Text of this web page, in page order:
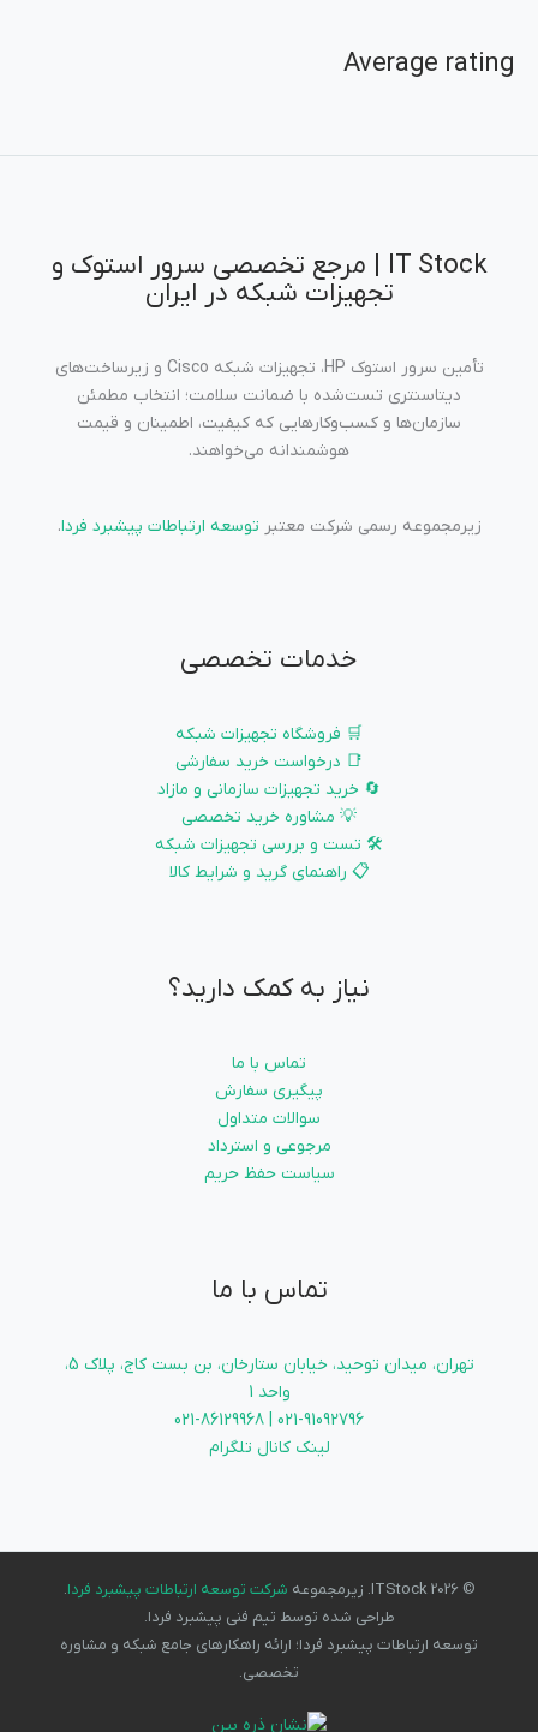
Average rating
IT Stock | مرجع تخصصی سرور استوک و
تجهیزات شبکه در ایران
تأمین سرور استوک HP، تجهیزات شبکه Cisco و زیرساخت‌های
دیتاسنتری تست‌شده با ضمانت سلامت؛ انتخاب مطمئن
سازمان‌ها و کسب‌وکارهایی که کیفیت، اطمینان و قیمت
هوشمندانه می‌خواهند.
زیرمجموعه رسمی شرکت معتبر توسعه ارتباطات پیشبرد فردا.
خدمات تخصصی
🛒 فروشگاه تجهیزات شبکه
📑 درخواست خرید سفارشی
🔄 خرید تجهیزات سازمانی و مازاد
💡 مشاوره خرید تخصصی
🛠️ تست و بررسی تجهیزات شبکه
📋 راهنمای گرید و شرایط کالا
نیاز به کمک دارید؟
تماس با ما
پیگیری سفارش
سوالات متداول
مرجوعی و استرداد
سیاست حفظ حریم
تماس با ما
تهران، میدان توحید، خیابان ستارخان، بن بست کاج، پلاک 5،
واحد 1
021-91092796 | 021-86129968
لینک کانال تلگرام
© 2026 ITStock. زیرمجموعه شرکت توسعه ارتباطات پیشبرد فردا.
طراحی شده توسط تیم فنی پیشبرد فردا.
توسعه ارتباطات پیشبرد فردا؛ ارائه راهکارهای جامع شبکه و مشاوره
تخصصی.